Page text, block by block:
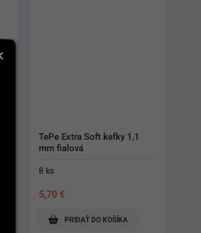
Dent Fresh Mint Start Pack
50 ml + prísl.
17,70
PRIDAŤ DO KOŠÍKA